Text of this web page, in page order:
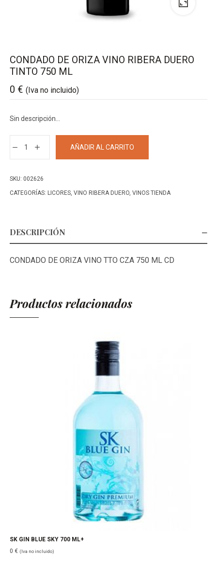
CONDADO DE ORIZA VINO RIBERA DUERO
TINTO 750 ML
0 € (Iva no incluido)
Sin descripción…
VINO
RIBERA
AÑADIR AL CARRITO
SKU: 002626
CATEGORÍAS: LICORES, VINO RIBERA DUERO, VINOS TIENDA
DESCRIPCIÓN
CONDADO DE ORIZA VINO TTO CZA 750 ML CD
Productos relacionados
SK GIN BLUE SKY 700 ML+
0 € (Iva no incluido)